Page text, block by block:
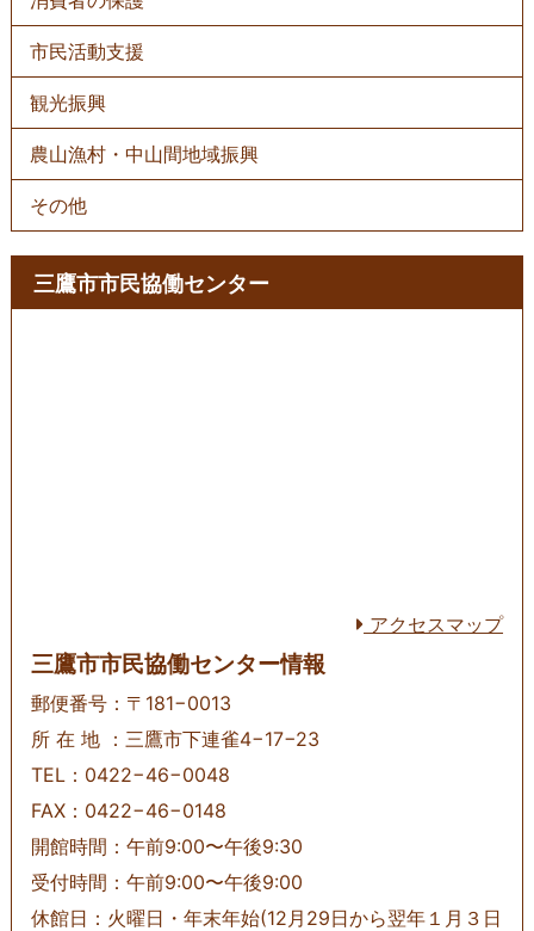
市民活動支援
観光振興
農山漁村・中山間地域振興
その他
三鷹市市民協働センター
アクセスマップ
三鷹市市民協働センター情報
郵便番号：〒181−0013
所 在 地 ：三鷹市下連雀4−17−23
TEL：0422−46−0048
FAX：0422−46−0148
開館時間：午前9:00〜午後9:30
受付時間：午前9:00〜午後9:00
休館日：火曜日・年末年始(12月29日から翌年１月３日